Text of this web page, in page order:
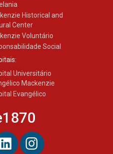
Historical and
Center
Voluntário
Social
Universitário
Mackenzie
Evangélico